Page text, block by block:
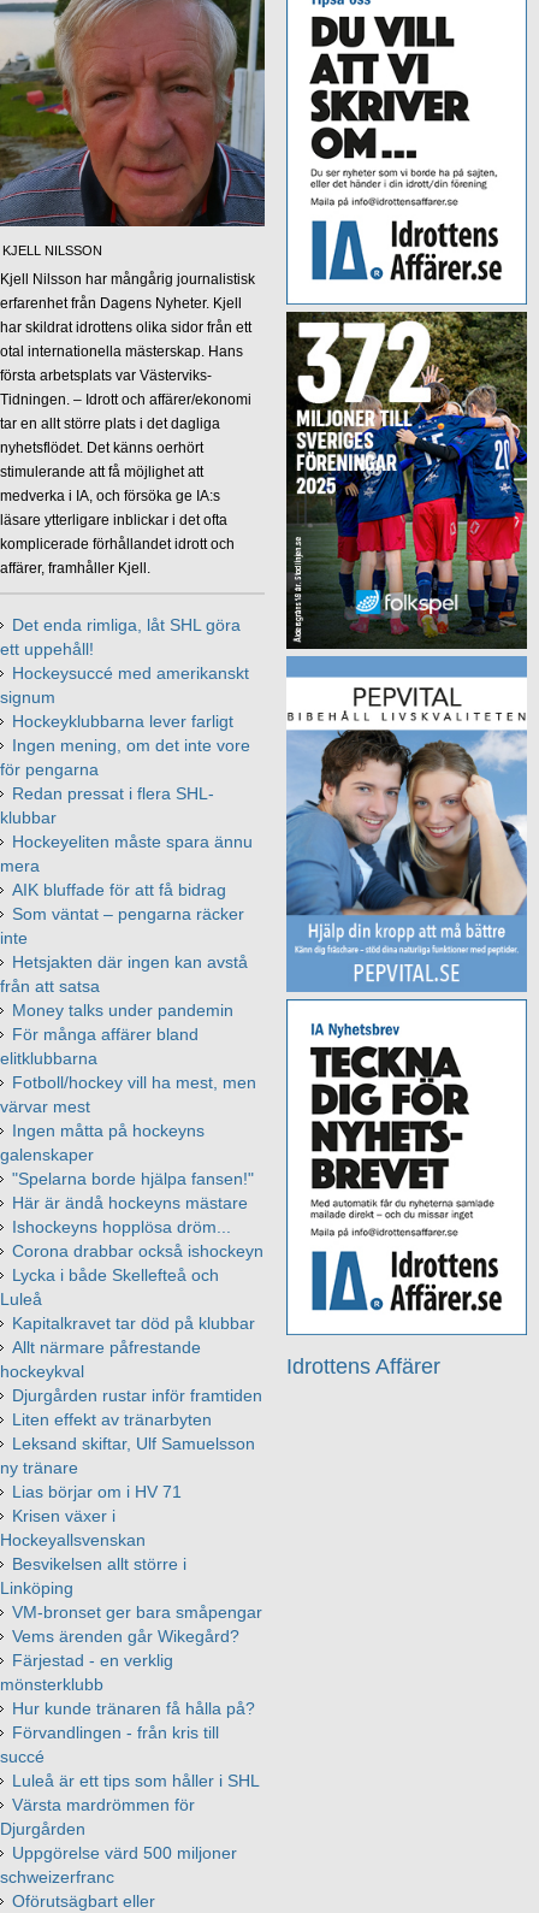
Idrottens Affärer
KJELL NILSSON
Kjell Nilsson har mångårig journalistisk
erfarenhet från Dagens Nyheter. Kjell
har skildrat idrottens olika sidor från ett
otal internationella mästerskap. Hans
första arbetsplats var Västerviks-
Tidningen. – Idrott och affärer/ekonomi
tar en allt större plats i det dagliga
nyhetsflödet. Det känns oerhört
stimulerande att få möjlighet att
medverka i IA, och försöka ge IA:s
läsare ytterligare inblickar i det ofta
komplicerade förhållandet idrott och
affärer, framhåller Kjell.
Det enda rimliga, låt SHL göra
ett uppehåll!
Hockeysuccé med amerikanskt
signum
Hockeyklubbarna lever farligt
Ingen mening, om det inte vore
för pengarna
Redan pressat i flera SHL-
klubbar
Hockeyeliten måste spara ännu
mera
AIK bluffade för att få bidrag
Som väntat – pengarna räcker
inte
Hetsjakten där ingen kan avstå
från att satsa
Money talks under pandemin
För många affärer bland
elitklubbarna
Fotboll/hockey vill ha mest, men
värvar mest
Ingen måtta på hockeyns
galenskaper
"Spelarna borde hjälpa fansen!"
Här är ändå hockeyns mästare
Ishockeyns hopplösa dröm...
Corona drabbar också ishockeyn
Lycka i både Skellefteå och
Luleå
Kapitalkravet tar död på klubbar
Allt närmare påfrestande
hockeykval
Djurgården rustar inför framtiden
Liten effekt av tränarbyten
Leksand skiftar, Ulf Samuelsson
ny tränare
Lias börjar om i HV 71
Krisen växer i
Hockeyallsvenskan
Besvikelsen allt större i
Linköping
VM-bronset ger bara småpengar
Vems ärenden går Wikegård?
Färjestad - en verklig
mönsterklubb
Hur kunde tränaren få hålla på?
Förvandlingen - från kris till
succé
Luleå är ett tips som håller i SHL
Värsta mardrömmen för
Djurgården
Uppgörelse värd 500 miljoner
schweizerfranc
Oförutsägbart eller